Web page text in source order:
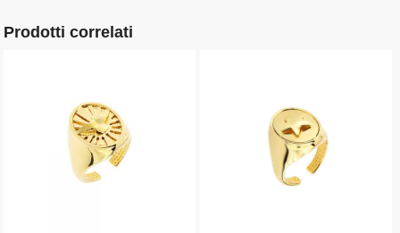
Prodotti correlati